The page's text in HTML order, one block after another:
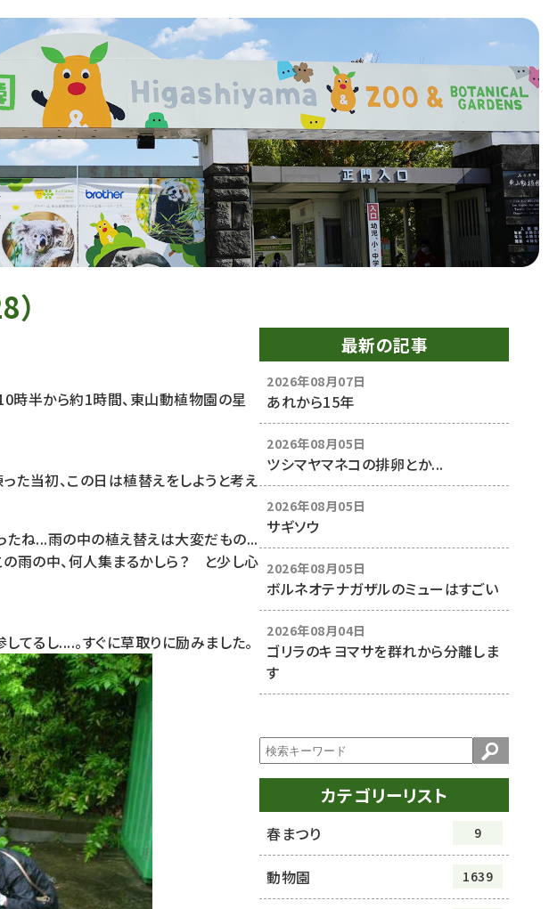
時半から約1時間、東山動植物園の星
た当初、この日は植替えをしようと考え
たね...雨の中の植え替えは大変だもの...
雨の中、何人集まるかしら？ と少し心
てるし....。すぐに草取りに励みました。
最新の記事
2026年08月07日
あれから15年
2026年08月05日
ツシマヤマネコの排卵とか...
2026年08月05日
サギソウ
2026年08月05日
ボルネオテナガザルのミューはすごい
2026年08月04日
ゴリラのキヨマサを群れから分離しま
す
カテゴリーリスト
春まつり 9
動物園 1639